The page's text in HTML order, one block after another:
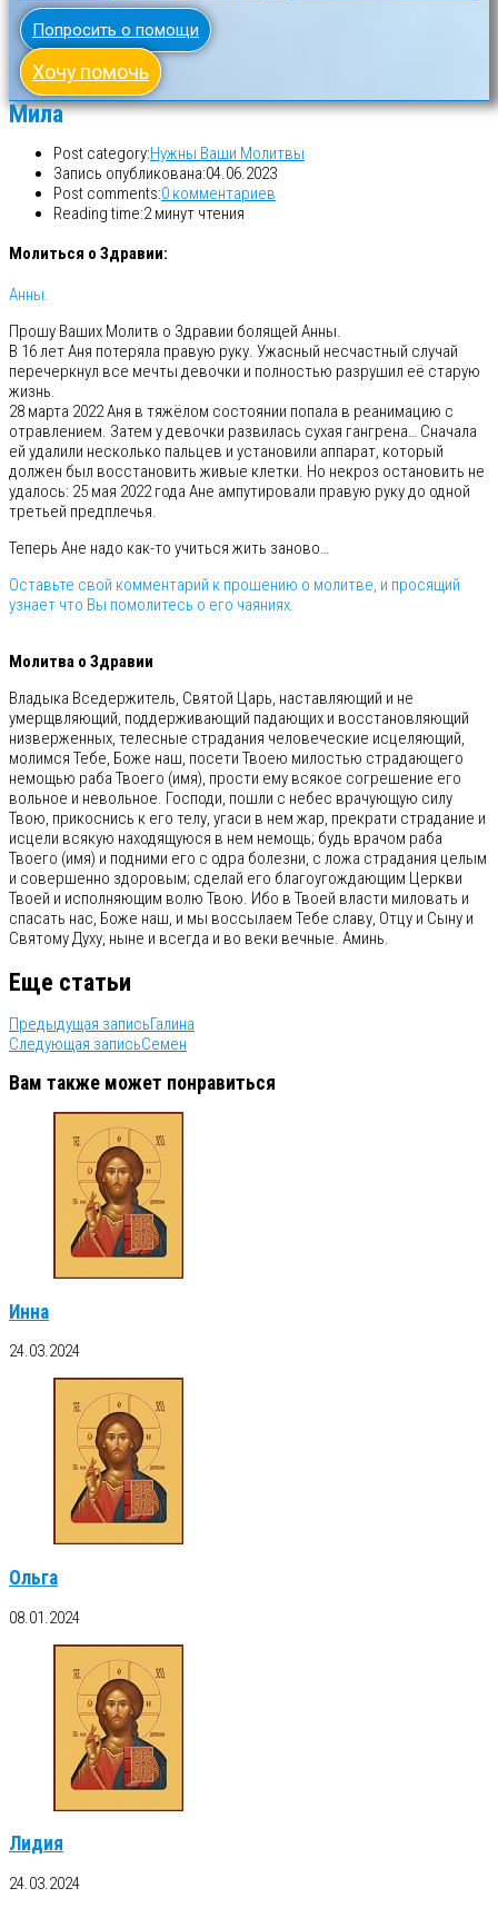
Попросить о помощи
Хочу помочь
Мила
Post category:Нужны Ваши Молитвы
Запись опубликована:04.06.2023
Post comments:0 комментариев
Reading time:2 минут чтения
Молиться о Здравии:
Анны.
Прошу Ваших Молитв о Здравии болящей Анны.
В 16 лет Аня потеряла правую руку. Ужасный несчастный случай
перечеркнул все мечты девочки и полностью разрушил её старую
жизнь.
28 марта 2022 Аня в тяжёлом состоянии попала в реанимацию с
отравлением. Затем у девочки развилась сухая гангрена… Сначала
ей удалили несколько пальцев и установили аппарат, который
должен был восстановить живые клетки. Но некроз остановить не
удалось: 25 мая 2022 года Ане ампутировали правую руку до одной
третьей предплечья.
Теперь Ане надо как-то учиться жить заново…
Оставьте свой комментарий к прошению о молитве, и просящий
узнает что Вы помолитесь о его чаяниях.
Молитва о Здравии
Владыка Вседержитель, Святой Царь, наставляющий и не
умерщвляющий, поддерживающий падающих и восстановляющий
низверженных, телесные страдания человеческие исцеляющий,
молимся Тебе, Боже наш, посети Твоею милостью страдающего
немощью раба Твоего (имя), прости ему всякое согрешение его
вольное и невольное. Господи, пошли с небес врачующую силу
Твою, прикоснись к его телу, угаси в нем жар, прекрати страдание и
исцели всякую находящуюся в нем немощь; будь врачом раба
Твоего (имя) и подними его с одра болезни, с ложа страдания целым
и совершенно здоровым; сделай его благоугождающим Церкви
Твоей и исполняющим волю Твою. Ибо в Твоей власти миловать и
спасать нас, Боже наш, и мы воссылаем Тебе славу, Отцу и Сыну и
Святому Духу, ныне и всегда и во веки вечные. Аминь.
Еще статьи
Предыдущая записьГалина
Следующая записьСемен
Вам также может понравиться
Инна
24.03.2024
Ольга
08.01.2024
Лидия
24.03.2024